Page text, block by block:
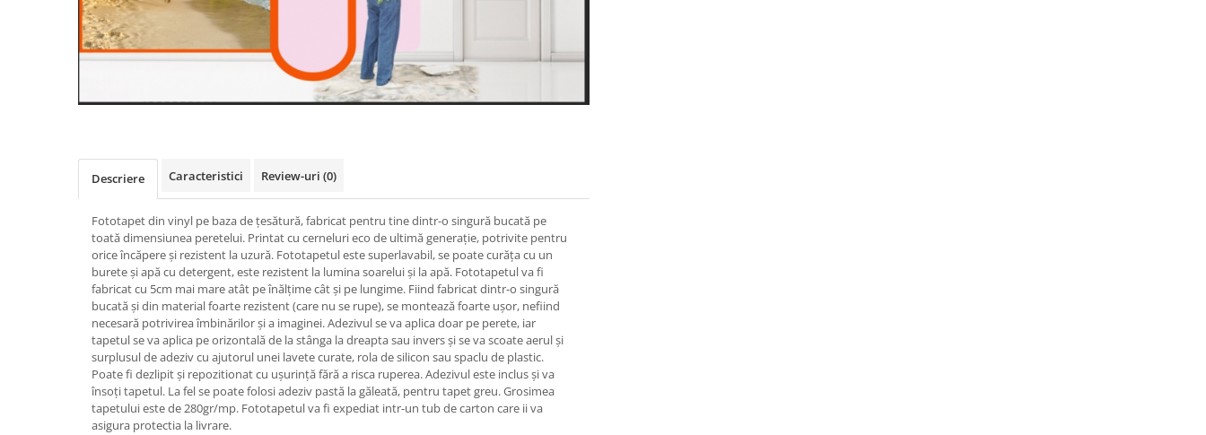
Descriere Caracteristici Review-uri (0)
Fototapet din vinyl pe baza de țesătură, fabricat pentru tine dintr-o singură bucată pe
toată dimensiunea peretelui. Printat cu cerneluri eco de ultimă generație, potrivite pentru
orice încăpere și rezistent la uzură. Fototapetul este superlavabil, se poate curăța cu un
burete și apă cu detergent, este rezistent la lumina soarelui și la apă. Fototapetul va fi
fabricat cu 5cm mai mare atât pe înălțime cât și pe lungime. Fiind fabricat dintr-o singură
bucată și din material foarte rezistent (care nu se rupe), se montează foarte ușor, nefiind
necesară potrivirea îmbinărilor și a imaginei. Adezivul se va aplica doar pe perete, iar
tapetul se va aplica pe orizontală de la stânga la dreapta sau invers și se va scoate aerul și
surplusul de adeziv cu ajutorul unei lavete curate, rola de silicon sau spaclu de plastic.
Poate fi dezlipit și repozitionat cu ușurință fără a risca ruperea. Adezivul este inclus și va
însoți tapetul. La fel se poate folosi adeziv pastă la găleată, pentru tapet greu. Grosimea
tapetului este de 280gr/mp. Fototapetul va fi expediat intr-un tub de carton care ii va
asigura protectia la livrare.